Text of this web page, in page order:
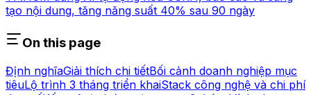
tạo nội dung, tăng năng suất 40% sau 90 ngày
On this page
Định nghĩaGiải thích chi tiếtBối cảnh doanh nghiệp mục
tiêuLộ trình 3 tháng triển khaiStack công nghệ và chi phí